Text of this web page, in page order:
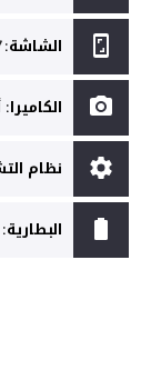
الشاشة:
الكاميرا:
نظام
البطارية: